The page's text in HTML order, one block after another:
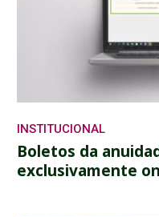
INSTITUCIONAL
Boletos da
exclusivamente